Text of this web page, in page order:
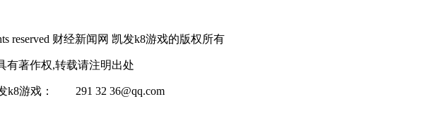
reserved 财经新闻网 凯发k8游戏的版权所有
著作权,转载请注明出处
k8游戏： 291 32 36@qq.com